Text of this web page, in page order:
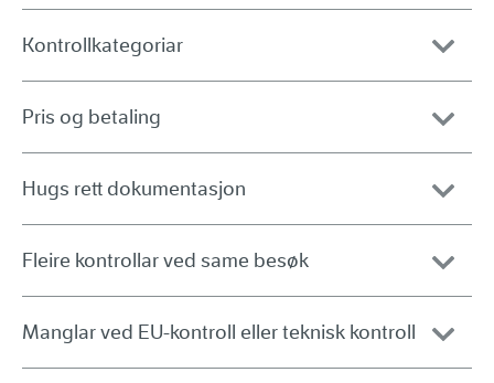
Kontrollkategoriar
Pris og betaling
Hugs rett dokumentasjon
Fleire kontrollar ved same besøk
Manglar ved EU-kontroll eller teknisk kontroll